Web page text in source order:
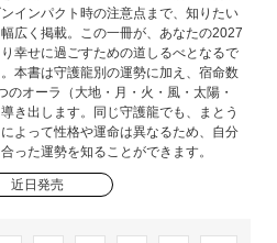
ンインパクト時の注意点まで、知りたい
広く掲載。この一冊が、あなたの2027
幸せに過ごすための道しるべとなるで
。本書は守護龍別の運勢に加え、宿命数
のオーラ（大地・月・火・風・太陽・
き出します。同じ守護龍でも、まとう
よって性格や運命は異なるため、自分
った運勢を知ることができます。
近日発売